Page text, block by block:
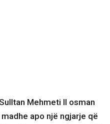
Mehmeti II osman
apo një ngjarje që